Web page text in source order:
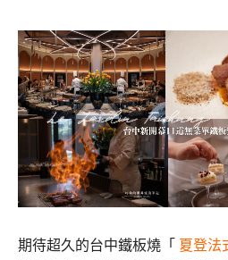
期待超久的台中鐵板燒「 夏登法